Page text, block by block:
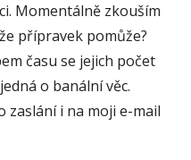
Momentálně zkouším
přípravek pomůže?
času se jejich počet
o banální věc.
zaslání i na moji e-mail